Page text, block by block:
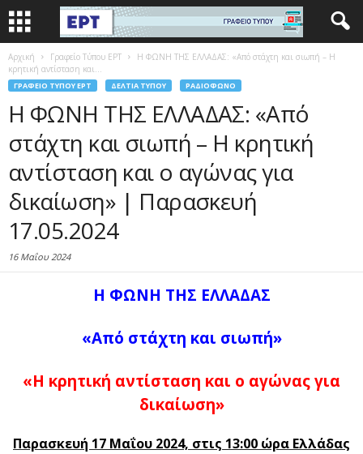
Αρχική Γραφείο Τύπου ΕΡΤ
Η ΦΩΝΗ ΤΗΣ ΕΛΛΑΔΑΣ: «Από στάχτη και σιωπή – Η
κρητική αντίσταση και...
ΓΡΑΦΕΊΟ ΤΎΠΟΥ ΕΡΤ ΔΕΛΤΊΑ ΤΎΠΟΥ ΡΑΔΙΌΦΩΝΟ
Η ΦΩΝΗ ΤΗΣ ΕΛΛΑΔΑΣ: «Από
στάχτη και σιωπή – Η κρητική
αντίσταση και ο αγώνας για
δικαίωση» | Παρασκευή
17.05.2024
16 Μαΐου 2024
Η ΦΩΝΗ ΤΗΣ ΕΛΛΑΔΑΣ
«Από στάχτη και σιωπή»
«Η κρητική αντίσταση και ο αγώνας για
δικαίωση»
Παρασκευή 17 Μαΐου 2024, στις 13:00 ώρα Ελλάδας